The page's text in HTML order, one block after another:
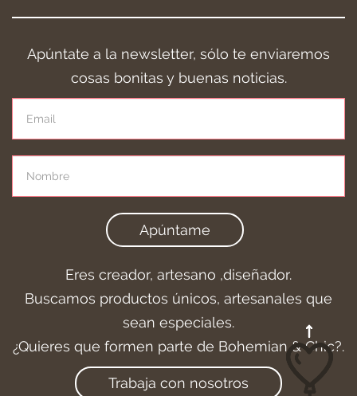
Apúntate a la newsletter, sólo te enviaremos
cosas bonitas y buenas noticias.
Apúntame
Eres creador, artesano ,diseñador.
Buscamos productos únicos, artesanales que
sean especiales.
¿Quieres que formen parte de Bohemian & Chic?.
Trabaja con nosotros